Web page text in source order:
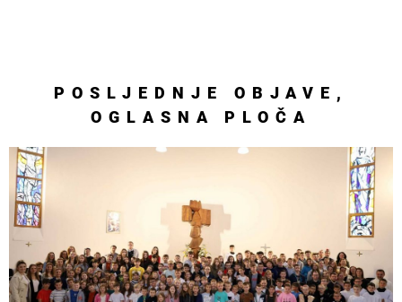
POSLJEDNJE OBJAVE ,
OGLASNA PLOČA